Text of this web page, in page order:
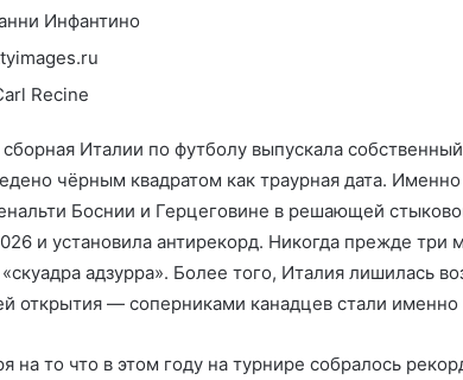
Инфантино
Recine
Италии по футболу выпускала
чёрным квадратом как траурная дата.
Боснии и Герцеговине в решающей
и установила антирекорд. Никогда прежде три
адзурра». Более того, Италия лишилась
открытия — соперниками канадцев стали
на то что в этом году на турнире собралось